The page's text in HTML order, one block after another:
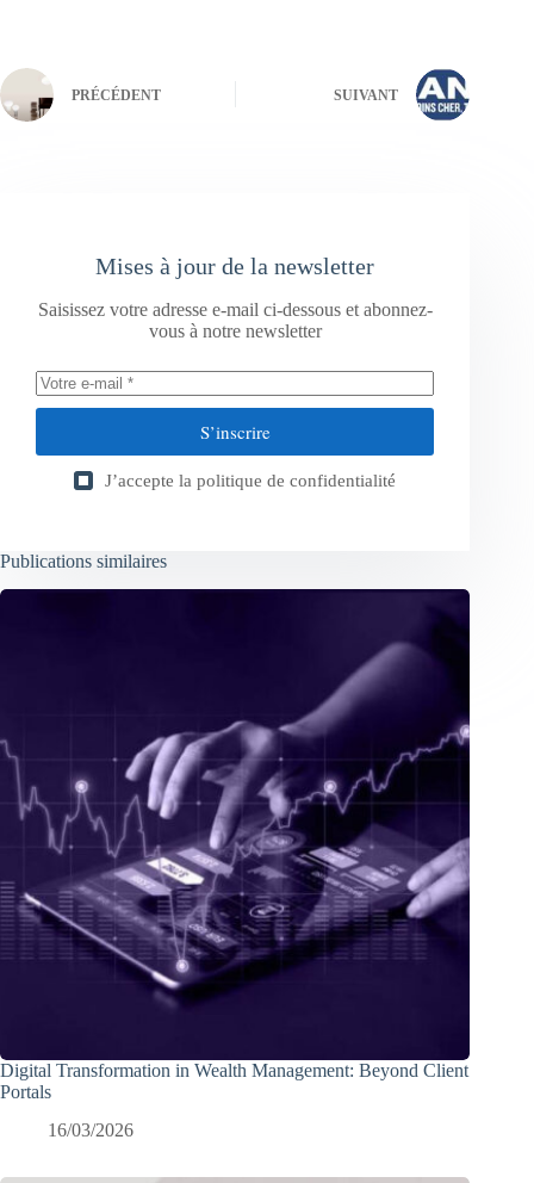
PRÉCÉDENT SUIVANT
Mises à jour de la newsletter
Saisissez votre adresse e-mail ci-dessous et abonnez-
vous à notre newsletter
S’inscrire
J’accepte la politique de confidentialité
Publications similaires
Digital Transformation in Wealth Management: Beyond Client
Portals
16/03/2026